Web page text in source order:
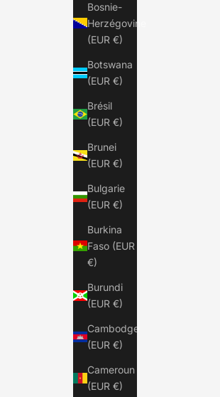
Bosnie-
Herzégovine
(EUR €)
Botswana
(EUR €)
Brésil
(EUR €)
Brunei
(EUR €)
Bulgarie
(EUR €)
Burkina
Faso (EUR
€)
Burundi
(EUR €)
Cambodge
(EUR €)
Cameroun
(EUR €)